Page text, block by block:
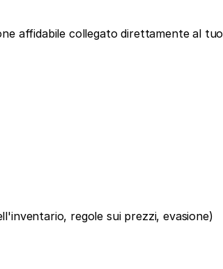
affidabile collegato direttamente al tuo
regole sui prezzi, evasione)